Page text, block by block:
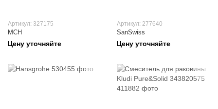
Артикул: 327175
MCH
Цену уточняйте
Артикул: 277640
SanSwiss
Цену уточняйте